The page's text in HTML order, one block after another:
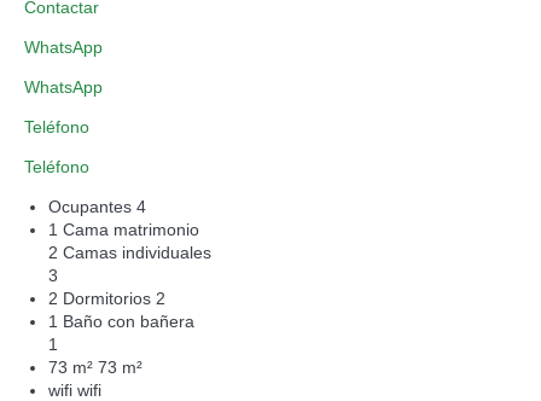
Contactar
WhatsApp
WhatsApp
Teléfono
Teléfono
Ocupantes 4
1 Cama matrimonio
2 Camas individuales
3
2 Dormitorios 2
1 Baño con bañera
1
73 m² 73 m²
wifi wifi